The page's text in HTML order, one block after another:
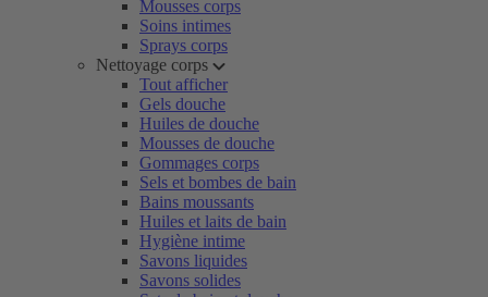
Mousses corps
Soins intimes
Sprays corps
Nettoyage corps
Tout afficher
Gels douche
Huiles de douche
Mousses de douche
Gommages corps
Sels et bombes de bain
Bains moussants
Huiles et laits de bain
Hygiène intime
Savons liquides
Savons solides